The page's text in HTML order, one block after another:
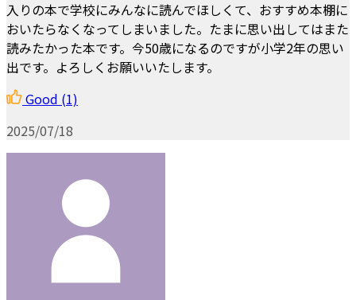
入りの本で学校にみんなに読んでほしくて、おすすめ本棚に
おいたらなくなってしまいました。たまに思い出してはまた
読みたかった本です。今50歳になるのですが小学2年の思い
出です。よろしくお願いいたします。
Good (1)
2025/07/18